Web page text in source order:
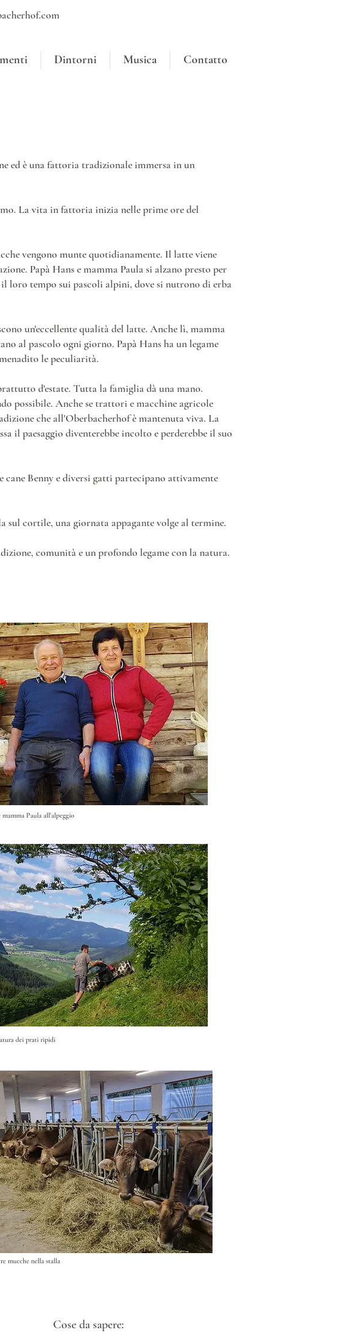
Dintorni Musica Contatto
ed è una fattoria tradizionale immersa in un
La vita in fattoria inizia nelle prime ore del
vengono munte quotidianamente. Il latte viene
Papà Hans e mamma Paula si alzano presto per
loro tempo sui pascoli alpini, dove si nutrono di erba
un'eccellente qualità del latte. Anche lì, mamma
al pascolo ogni giorno. Papà Hans ha un legame
le peculiarità.
d'estate. Tutta la famiglia dà una mano.
possibile. Anche se trattori e macchine agricole
che all'Oberbacherhof è mantenuta viva. La
il paesaggio diventerebbe incolto e perderebbe il suo
Benny e diversi gatti partecipano attivamente
sul cortile, una giornata appagante volge al termine.
comunità e un profondo legame con la natura.
mamma Paula all'alpeggio
dei prati ripidi
mucche nella stalla
Cose da sapere: